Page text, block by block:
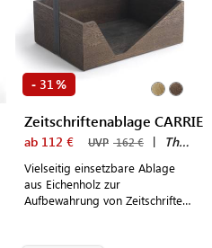
- 31 %
Zeitschriftenablage CARRIE
ab 112 € UVP 162 € | The Oak Men
Vielseitig einsetzbare Ablage
aus Eichenholz zur
Aufbewahrung von Zeitschriften,